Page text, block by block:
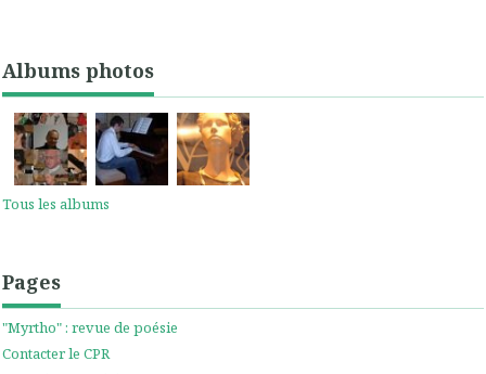
Albums photos
Tous les albums
Pages
"Myrtho" : revue de poésie
Contacter le CPR